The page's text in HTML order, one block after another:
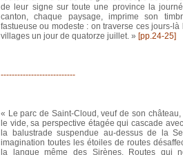
de leur signe sur toute une province la
canton, chaque paysage, imprime son
fastueuse ou modeste : on traverse ces jours-
villages un jour de quatorze juillet. » [pp.24-25]
---------------------------
« Le parc de Saint-Cloud, veuf de son
le vide, sa perspective étagée qui cascade
la balustrade suspendue au-dessus de la
imagination toutes les étoiles de routes
la langue même des Sirènes. Routes qui